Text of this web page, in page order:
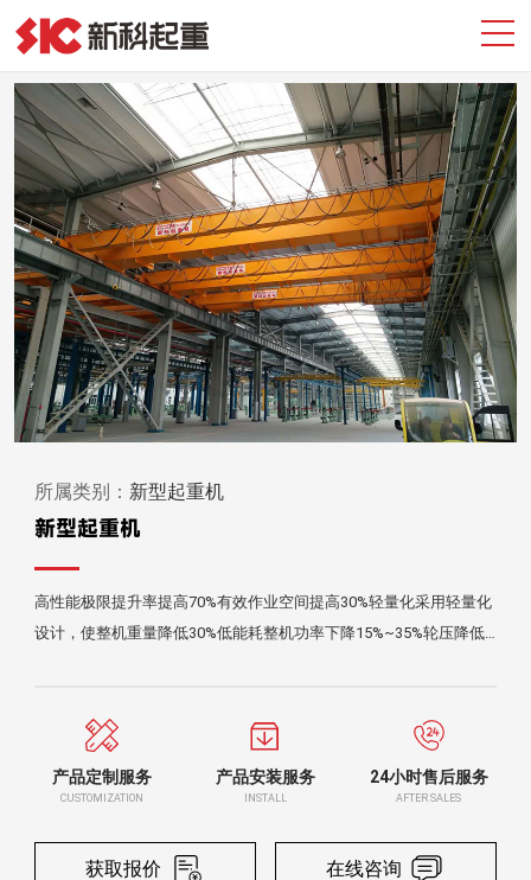
所属类别： 新型起重机
新型起重机
高性能极限提升率提高70%有效作业空间提高30%轻量化采用轻量化
设计，使整机重量降低30%低能耗整机功率下降15%~35%轮压降低
动化可自动化控制，配备远程监控技术，解放人力成本，提升工作效
产品定制服务
CUSTOMIZATION
产品安装服务
INSTALL
24小时售后服务
AFTER SALES
获取报价 在线咨询